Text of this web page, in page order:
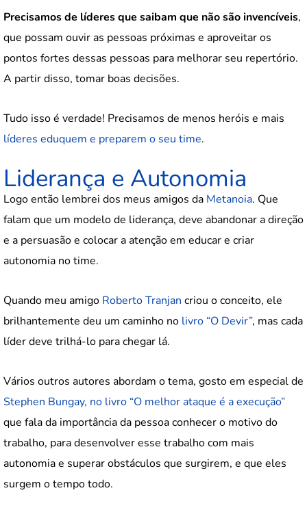
Precisamos de líderes que saibam que não são invencíveis,
que possam ouvir as pessoas próximas e aproveitar os
pontos fortes dessas pessoas para melhorar seu repertório.
A partir disso, tomar boas decisões.
Tudo isso é verdade! Precisamos de menos heróis e mais
líderes eduquem e preparem o seu time.
Liderança e Autonomia
Logo então lembrei dos meus amigos da Metanoia. Que
falam que um modelo de liderança, deve abandonar a direção
e a persuasão e colocar a atenção em educar e criar
autonomia no time.
Quando meu amigo Roberto Tranjan criou o conceito, ele
brilhantemente deu um caminho no livro “O Devir”, mas cada
líder deve trilhá-lo para chegar lá.
Vários outros autores abordam o tema, gosto em especial de
Stephen Bungay, no livro “O melhor ataque é a execução”
que fala da importância da pessoa conhecer o motivo do
trabalho, para desenvolver esse trabalho com mais
autonomia e superar obstáculos que surgirem, e que eles
surgem o tempo todo.